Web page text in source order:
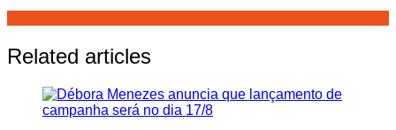
Related articles